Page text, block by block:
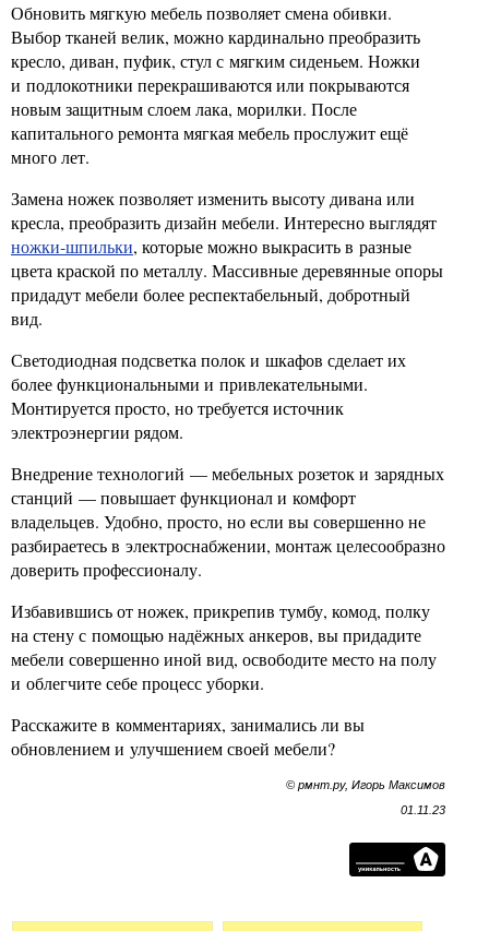
Обновить мягкую мебель позволяет смена обивки.
Выбор тканей велик, можно кардинально преобразить
кресло, диван, пуфик, стул с мягким сиденьем. Ножки
и подлокотники перекрашиваются или покрываются
новым защитным слоем лака, морилки. После
капитального ремонта мягкая мебель прослужит ещё
много лет.
Замена ножек позволяет изменить высоту дивана или
кресла, преобразить дизайн мебели. Интересно выглядят
ножки-шпильки, которые можно выкрасить в разные
цвета краской по металлу. Массивные деревянные опоры
придадут мебели более респектабельный, добротный
вид.
Светодиодная подсветка полок и шкафов сделает их
более функциональными и привлекательными.
Монтируется просто, но требуется источник
электроэнергии рядом.
Внедрение технологий — мебельных розеток и зарядных
станций — повышает функционал и комфорт
владельцев. Удобно, просто, но если вы совершенно не
разбираетесь в электроснабжении, монтаж целесообразно
доверить профессионалу.
Избавившись от ножек, прикрепив тумбу, комод, полку
на стену с помощью надёжных анкеров, вы придадите
мебели совершенно иной вид, освободите место на полу
и облегчите себе процесс уборки.
Расскажите в комментариях, занимались ли вы
обновлением и улучшением своей мебели?
© рмнт.ру, Игорь Максимов
01.11.23